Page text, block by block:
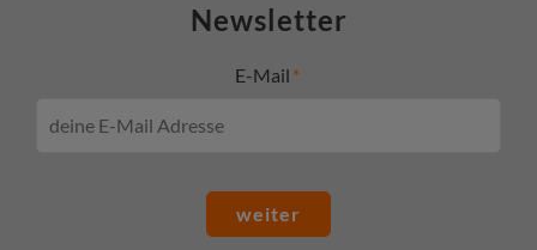
Newsletter
E-Mail
weiter